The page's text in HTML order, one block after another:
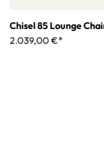
Chisel 85 Lounge
2.039,00 €*